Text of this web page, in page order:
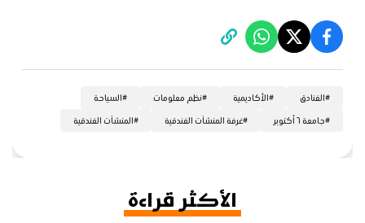
#الفنادق #الأكاديمية #نظم معلومات #السياحة
#جامعة ٦ أكتوبر #غرفة المنشآت الفندقية #المنشآت الفندقية
الأكثر قراءة